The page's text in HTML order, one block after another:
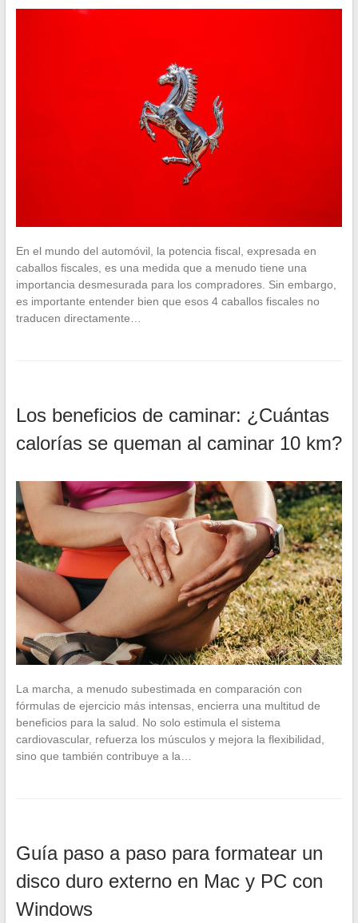
En el mundo del automóvil, la potencia fiscal, expresada en
caballos fiscales, es una medida que a menudo tiene una
importancia desmesurada para los compradores. Sin embargo,
es importante entender bien que esos 4 caballos fiscales no
traducen directamente…
Los beneficios de caminar: ¿Cuántas
calorías se queman al caminar 10 km?
La marcha, a menudo subestimada en comparación con
fórmulas de ejercicio más intensas, encierra una multitud de
beneficios para la salud. No solo estimula el sistema
cardiovascular, refuerza los músculos y mejora la flexibilidad,
sino que también contribuye a la…
Guía paso a paso para formatear un
disco duro externo en Mac y PC con
Windows